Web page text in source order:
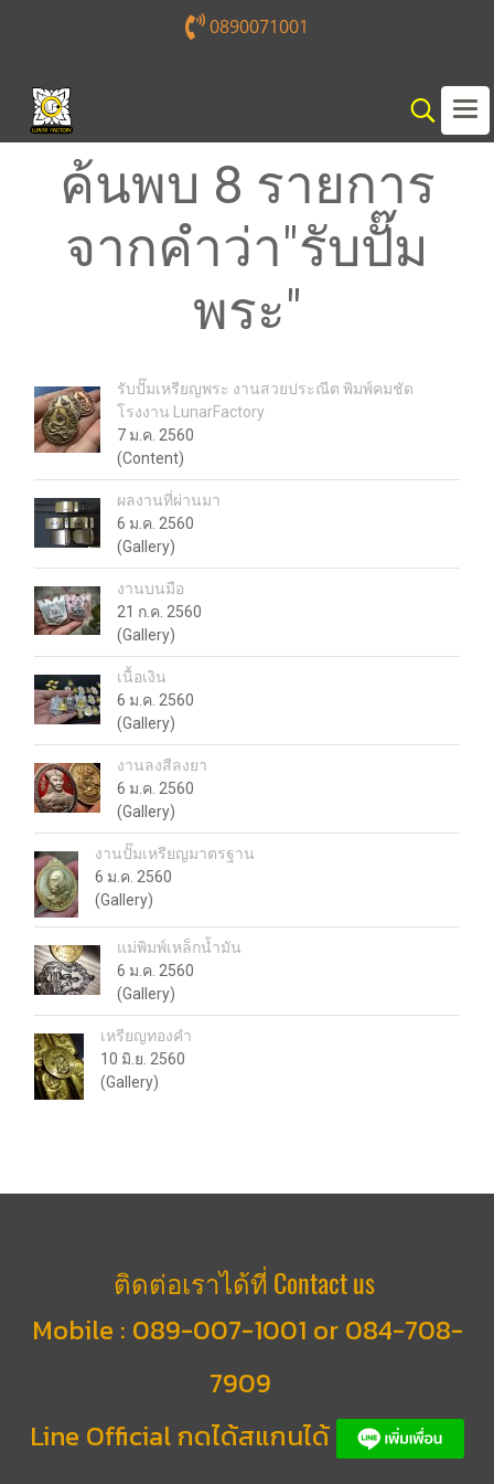
0890071001
ค้นพบ 8 รายการ
จากคำว่า"รับปั๊ม
พระ"
รับปั๊มเหรียญพระ งานสวยประณีต พิมพ์คมชัด
โรงงาน LunarFactory
7 ม.ค. 2560
(Content)
ผลงานที่ผ่านมา
6 ม.ค. 2560
(Gallery)
งานบนมือ
21 ก.ค. 2560
(Gallery)
เนื้อเงิน
6 ม.ค. 2560
(Gallery)
งานลงสีลงยา
6 ม.ค. 2560
(Gallery)
งานปั๊มเหรียญมาตรฐาน
6 ม.ค. 2560
(Gallery)
แม่พิมพ์เหล็กน้ำมัน
6 ม.ค. 2560
(Gallery)
เหรียญทองคำ
10 มิ.ย. 2560
(Gallery)
ติดต่อเราได้ที่ Contact us
Mobile : 089-007-1001 or 084-708-
7909
Line Official กดได้สแกนได้